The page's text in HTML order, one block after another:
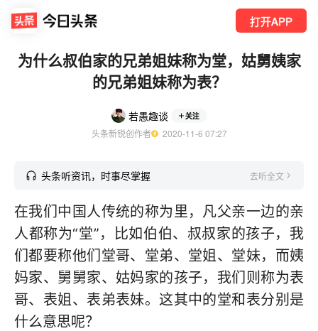
打开APP
为什么叔伯家的兄弟姐妹称为堂，姑舅姨家
的兄弟姐妹称为表？
若愚趣谈 关注
头条新锐创作者
  2020-11-6 07:27
头条听资讯，时事尽掌握 去听全文
在我们中国人传统的称为里，凡父亲一边的亲
人都称为“堂”，比如伯伯、叔叔家的孩子，我
们都要称他们堂哥、堂弟、堂姐、堂妹，而姨
妈家、舅舅家、姑妈家的孩子，我们则称为表
哥、表姐、表弟表妹。这其中的堂和表分别是
什么意思呢？